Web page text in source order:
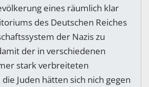
eines räumlich klar
des Deutschen Reiches
der Nazis zu
der in verschiedenen
stark verbreiteten
die Juden hätten sich nich gegen